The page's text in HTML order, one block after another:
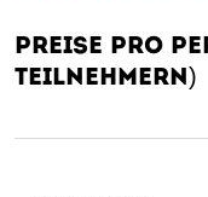
PREISE PRO
TEILNEHMERN)